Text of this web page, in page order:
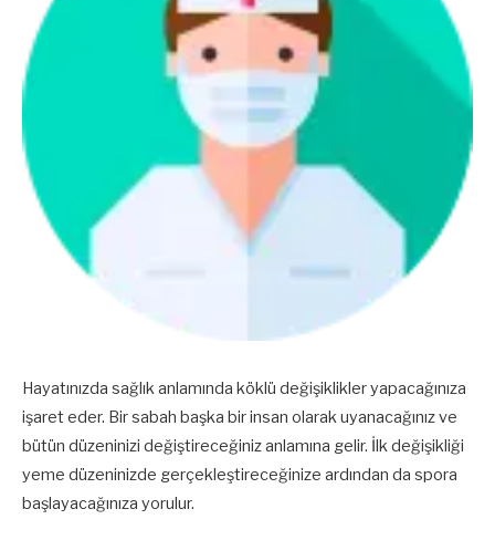
Hayatınızda sağlık anlamında köklü değişiklikler yapacağınıza
işaret eder. Bir sabah başka bir insan olarak uyanacağınız ve
bütün düzeninizi değiştireceğiniz anlamına gelir. İlk değişikliği
yeme düzeninizde gerçekleştireceğinize ardından da spora
başlayacağınıza yorulur.